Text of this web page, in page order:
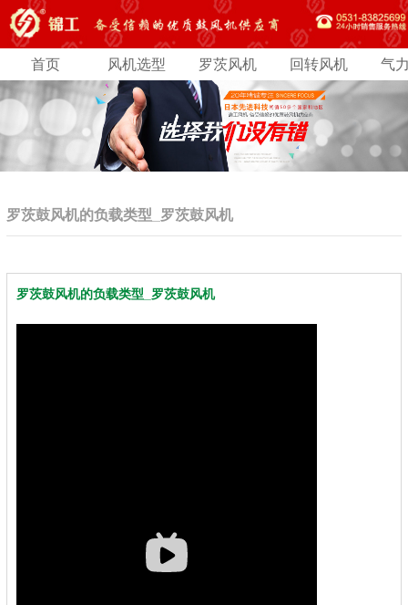
首页 风机选型 罗茨风机 回转风机 气
罗茨鼓风机的负载类型_罗茨鼓风机
罗茨鼓风机的负载类型_罗茨鼓风机